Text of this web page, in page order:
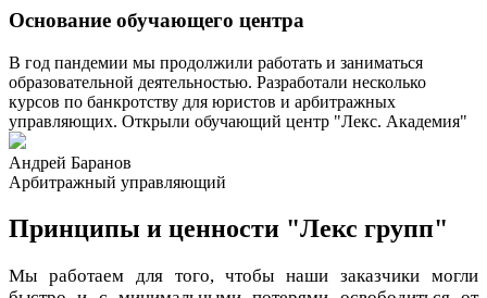
Основание обучающего центра
В год пандемии мы продолжили работать и заниматься
образовательной деятельностью. Разработали несколько
курсов по банкротству для юристов и арбитражных
управляющих. Открыли обучающий центр "Лекс. Академия"
Андрей Баранов
Арбитражный управляющий
Принципы и ценности "Лекс групп"
Мы работаем для того, чтобы наши заказчики могли